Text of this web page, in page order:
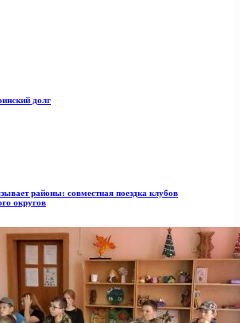
долг
районы: совместная поездка клубов
округов